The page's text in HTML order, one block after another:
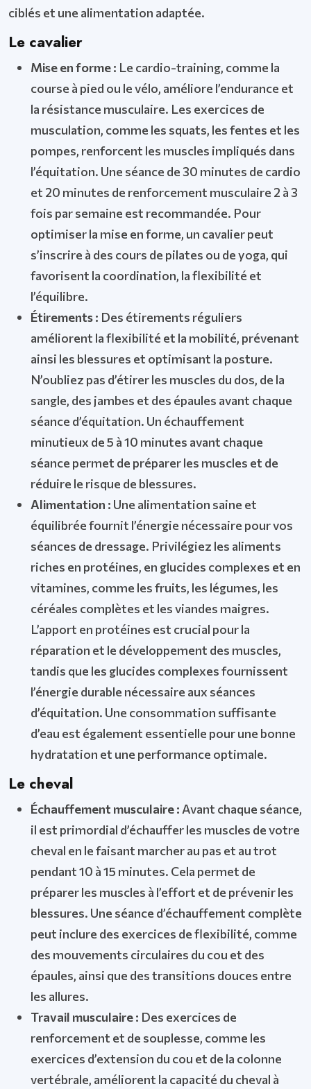
ciblés et une alimentation adaptée.
Le cavalier
Mise en forme : Le cardio-training, comme la
course à pied ou le vélo, améliore l’endurance et
la résistance musculaire. Les exercices de
musculation, comme les squats, les fentes et les
pompes, renforcent les muscles impliqués dans
l’équitation. Une séance de 30 minutes de cardio
et 20 minutes de renforcement musculaire 2 à 3
fois par semaine est recommandée. Pour
optimiser la mise en forme, un cavalier peut
s’inscrire à des cours de pilates ou de yoga, qui
favorisent la coordination, la flexibilité et
l’équilibre.
Étirements : Des étirements réguliers
améliorent la flexibilité et la mobilité, prévenant
ainsi les blessures et optimisant la posture.
N’oubliez pas d’étirer les muscles du dos, de la
sangle, des jambes et des épaules avant chaque
séance d’équitation. Un échauffement
minutieux de 5 à 10 minutes avant chaque
séance permet de préparer les muscles et de
réduire le risque de blessures.
Alimentation : Une alimentation saine et
équilibrée fournit l’énergie nécessaire pour vos
séances de dressage. Privilégiez les aliments
riches en protéines, en glucides complexes et en
vitamines, comme les fruits, les légumes, les
céréales complètes et les viandes maigres.
L’apport en protéines est crucial pour la
réparation et le développement des muscles,
tandis que les glucides complexes fournissent
l’énergie durable nécessaire aux séances
d’équitation. Une consommation suffisante
d’eau est également essentielle pour une bonne
hydratation et une performance optimale.
Le cheval
Échauffement musculaire : Avant chaque séance,
il est primordial d’échauffer les muscles de votre
cheval en le faisant marcher au pas et au trot
pendant 10 à 15 minutes. Cela permet de
préparer les muscles à l’effort et de prévenir les
blessures. Une séance d’échauffement complète
peut inclure des exercices de flexibilité, comme
des mouvements circulaires du cou et des
épaules, ainsi que des transitions douces entre
les allures.
Travail musculaire : Des exercices de
renforcement et de souplesse, comme les
exercices d’extension du cou et de la colonne
vertébrale, améliorent la capacité du cheval à